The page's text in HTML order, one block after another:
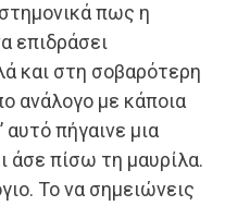
πως η
επιδράσει
και στη σοβαρότερη
ανάλογο με κάποια
αυτό πήγαινε μια
άσε πίσω τη μαυρίλα.
Το να σημειώνεις